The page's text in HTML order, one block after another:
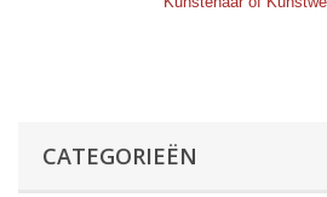
CATEGORIEËN